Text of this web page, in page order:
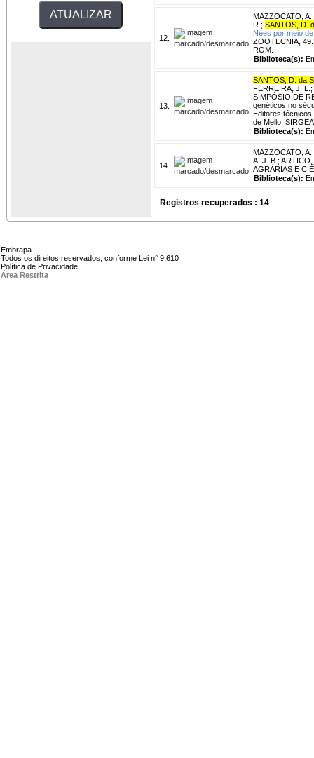
12.
MAZZOCATO, A.
R. ; SANTOS, D.
Nees por meio
ZOOTECNIA,
ROM.
Biblioteca(s):
13.
SANTOS, D. da
FERREIRA, J. L. ;
SIMPÓSIO DE
genéticos no
Editores
de Mello.
Biblioteca(s):
14.
MAZZOCATO, A.
A. J. B. ; ARTICO,
AGRÁRIAS E
Biblioteca(s):
Registros recuperados : 14
Embrapa
Todos os direitos reservados, conforme Lei n° 9.610
Política de Privacidade
Área Restrita